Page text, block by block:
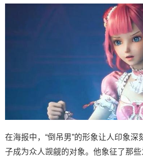
在海报中，“倒吊男”的形象让人印象深
子成为众人觊觎的对象。他象征了那